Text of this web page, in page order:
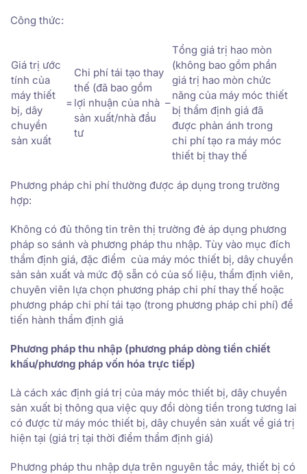
Công thức:
Giá trị ước
tính của
máy thiết
bị, dây
chuyền
sản xuất
=
Chi phí tái tạo thay
thế (đã bao gồm
lợi nhuận của nhà
sản xuất/nhà đầu
tư
–
Tổng giá trị hao mòn
(không bao gồm phần
giá trị hao mòn chức
năng của máy móc thiết
bị thẩm định giá đã
được phản ánh trong
chi phí tạo ra máy móc
thiết bị thay thế
Phương pháp chi phí thường được áp dụng trong trường
hợp:
Không có đủ thông tin trên thị trường đẻ áp dụng phương
pháp so sánh và phương pháp thu nhập. Tùy vào mục đích
thẩm định giá, đặc điểm của máy móc thiết bị, dây chuyền
sản sản xuất và mức độ sẵn có của số liệu, thẩm định viên,
chuyên viên lựa chọn phương pháp chi phí thay thế hoặc
phương pháp chi phí tái tạo (trong phương pháp chi phí) để
tiến hành thẩm định giá
Phương pháp thu nhập (phương pháp dòng tiền chiết
khấu/phương pháp vốn hóa trực tiếp)
Là cách xác định giá trị của máy móc thiết bị, dây chuyền
sản xuất bị thông qua việc quy đổi dòng tiền trong tương lai
có được từ máy móc thiết bị, dây chuyền sản xuất về giá trị
hiện tại (giá trị tại thời điểm thẩm định giá)
Phương pháp thu nhập dựa trên nguyên tắc máy, thiết bị có